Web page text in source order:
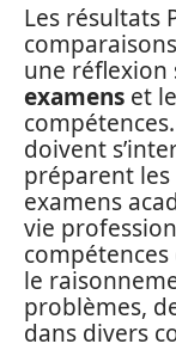
Les résultats
une réflexion
examens et
doivent
préparent
examens
vie
compétences
le
problèmes,
dans divers